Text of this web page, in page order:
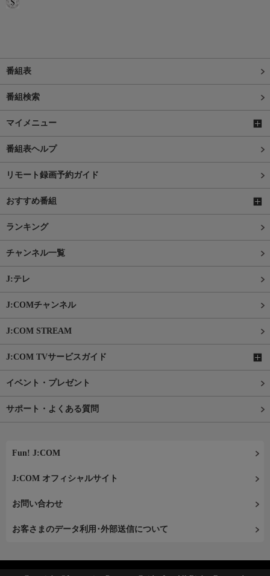
番組表
番組検索
マイメニュー
番組表ヘルプ
リモート録画予約ガイド
おすすめ番組
ランキング
チャンネル一覧
J:テレ
J:COMチャンネル
J:COM STREAM
J:COM TVサービスガイド
イベント・プレゼント
サポート・よくある質問
Fun! J:COM
J:COM オフィシャルサイト
お問い合わせ
お客さまのデータ利用･外部送信について